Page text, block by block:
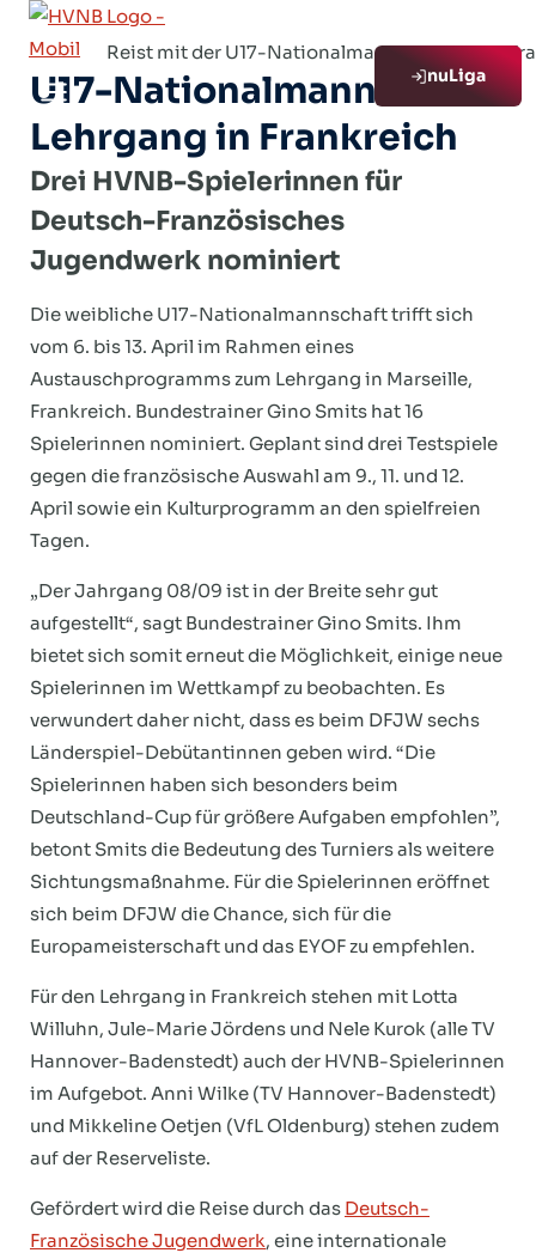
Zum
Inhalt
springen
nuLiga
Reist mit der U17-Nationalmannschaft nach
U17-Nationalmannschaft:
Lehrgang in Frankreich
Drei HVNB-Spielerinnen für
Deutsch-Französisches
Jugendwerk nominiert
Die weibliche U17-Nationalmannschaft trifft sich
vom 6. bis 13. April im Rahmen eines
Austauschprogramms zum Lehrgang in Marseille,
Frankreich. Bundestrainer Gino Smits hat 16
Spielerinnen nominiert. Geplant sind drei Testspiele
gegen die französische Auswahl am 9., 11. und 12.
April sowie ein Kulturprogramm an den spielfreien
Tagen.
„Der Jahrgang 08/09 ist in der Breite sehr gut
aufgestellt“, sagt Bundestrainer Gino Smits. Ihm
bietet sich somit erneut die Möglichkeit, einige neue
Spielerinnen im Wettkampf zu beobachten. Es
verwundert daher nicht, dass es beim DFJW sechs
Länderspiel-Debütantinnen geben wird. “Die
Spielerinnen haben sich besonders beim
Deutschland-Cup für größere Aufgaben empfohlen”,
betont Smits die Bedeutung des Turniers als weitere
Sichtungsmaßnahme. Für die Spielerinnen eröffnet
sich beim DFJW die Chance, sich für die
Europameisterschaft und das EYOF zu empfehlen.
Für den Lehrgang in Frankreich stehen mit Lotta
Willuhn, Jule-Marie Jördens und Nele Kurok (alle TV
Hannover-Badenstedt) auch der HVNB-Spielerinnen
im Aufgebot. Anni Wilke (TV Hannover-Badenstedt)
und Mikkeline Oetjen (VfL Oldenburg) stehen zudem
auf der Reserveliste.
Gefördert wird die Reise durch das Deutsch-
Französische Jugendwerk, eine internationale